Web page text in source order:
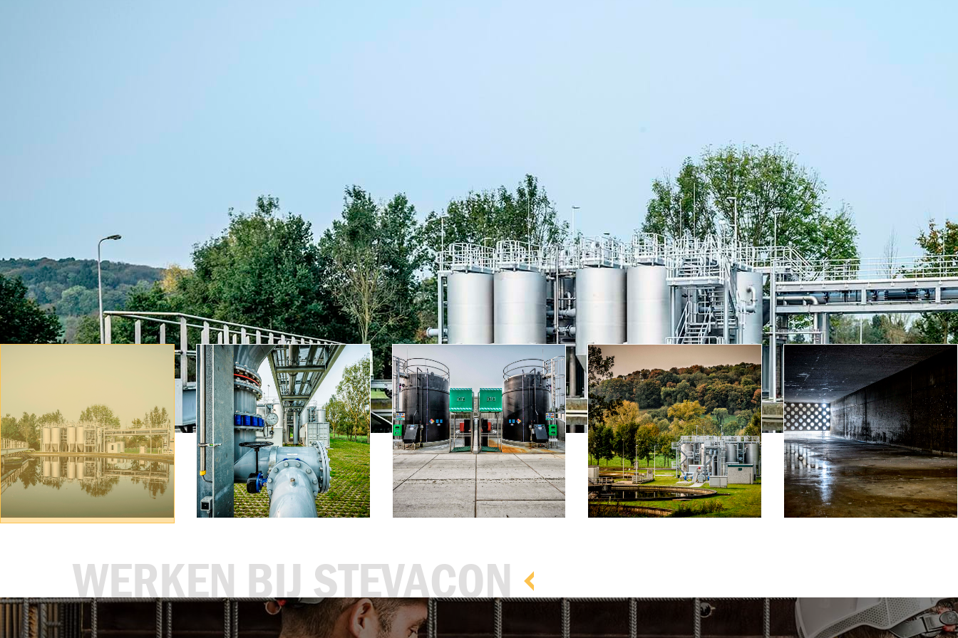
WERKEN BIJ STEVACON